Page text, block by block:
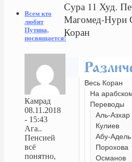
Сура 11 Худ.
Магомед-Нури
Коран
Весь Коран
На
Переводы
Аль-Азхар
Кулиев
Абу-Адель
Порохова
Османов
Всем кто
любит
Путина,
посвящается!
Камрад
08.11.2018
- 15:43
Ага..
Пенсией
всё
понятно,